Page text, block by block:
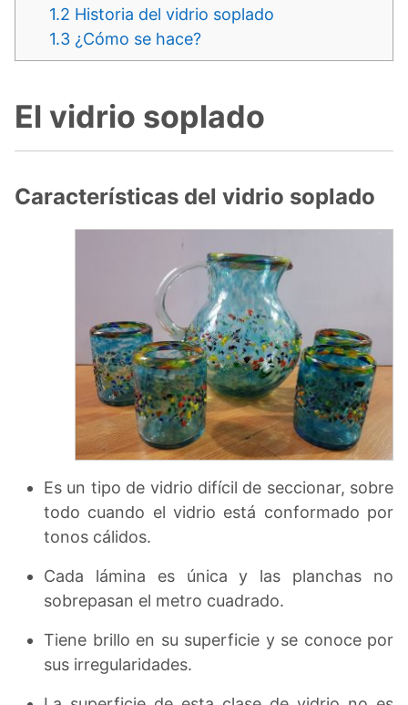
1.2 Historia del vidrio soplado
1.3 ¿Cómo se hace?
El vidrio soplado
Características del vidrio soplado
Es un tipo de vidrio difícil de seccionar, sobre
todo cuando el vidrio está conformado por
tonos cálidos.
Cada lámina es única y las planchas no
sobrepasan el metro cuadrado.
Tiene brillo en su superficie y se conoce por
sus irregularidades.